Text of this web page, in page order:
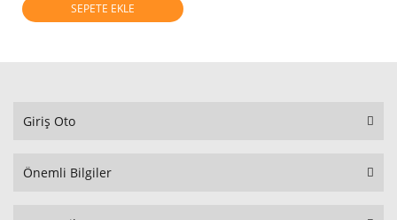
SEPETE EKLE
Giriş Oto
Önemli Bilgiler